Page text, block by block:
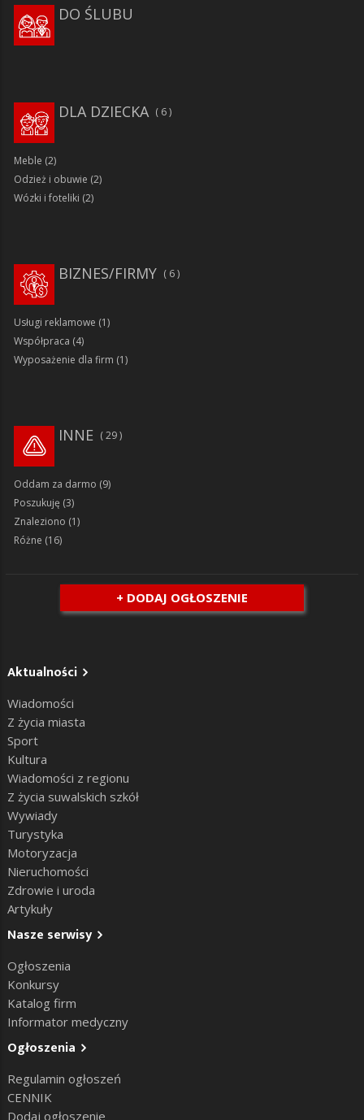
DO ŚLUBU
6
DLA DZIECKA
Meble (2)
Odzież i obuwie (2)
Wózki i foteliki (2)
6
BIZNES/FIRMY
Usługi reklamowe (1)
Współpraca (4)
Wyposażenie dla firm (1)
29
INNE
Oddam za darmo (9)
Poszukuję (3)
Znaleziono (1)
Różne (16)
+ DODAJ OGŁOSZENIE
Aktualności
Wiadomości
Z życia miasta
Sport
Kultura
Wiadomości z regionu
Z życia suwalskich szkół
Wywiady
Turystyka
Motoryzacja
Nieruchomości
Zdrowie i uroda
Artykuły
Nasze serwisy
Ogłoszenia
Konkursy
Katalog firm
Informator medyczny
Ogłoszenia
Regulamin ogłoszeń
CENNIK
Dodaj ogłoszenie